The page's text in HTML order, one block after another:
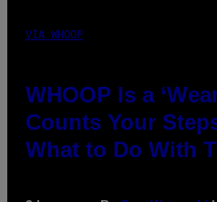
VIA WHOOP
WHOOP Is a
Counts Your
What to Do With